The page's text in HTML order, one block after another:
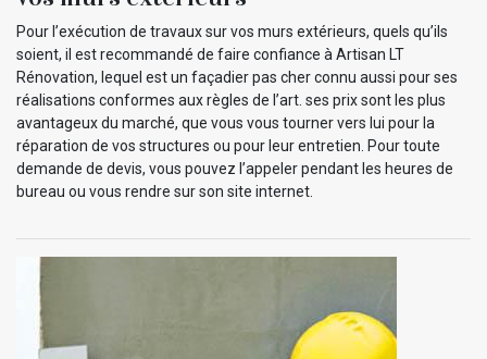
Pour l’exécution de travaux sur vos murs extérieurs, quels qu’ils
soient, il est recommandé de faire confiance à Artisan LT
Rénovation, lequel est un façadier pas cher connu aussi pour ses
réalisations conformes aux règles de l’art. ses prix sont les plus
avantageux du marché, que vous vous tourner vers lui pour la
réparation de vos structures ou pour leur entretien. Pour toute
demande de devis, vous pouvez l’appeler pendant les heures de
bureau ou vous rendre sur son site internet.